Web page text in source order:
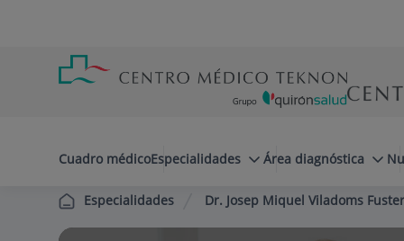
cabecera
Cuadro médicoEspecialidades Área diagnóstica
Especialidades Dr. Josep Miquel Viladoms Fuster